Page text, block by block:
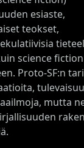
esiaste,
teokset,
science
Proto-SF:n
mutta